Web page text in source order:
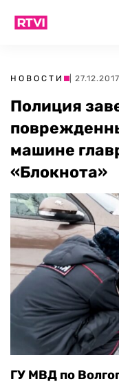
НОВОСТИ |
Полиция
машине
«Блокнота»
ГУ МВД по